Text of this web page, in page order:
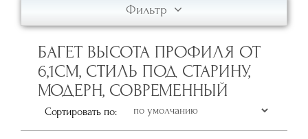
Фильтр
БАГЕТ ВЫСОТА ПРОФИЛЯ ОТ
6,1СМ, СТИЛЬ ПОД СТАРИНУ,
МОДЕРН, СОВРЕМЕННЫЙ
Сортировать по: